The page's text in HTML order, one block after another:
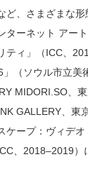
ど、さまざまな形
ターネット アー
ティ」（ICC、
（ソウル市立美
MIDORI.SO、
GALLERY、東
ケープ：ヴィデ
、2018–2019